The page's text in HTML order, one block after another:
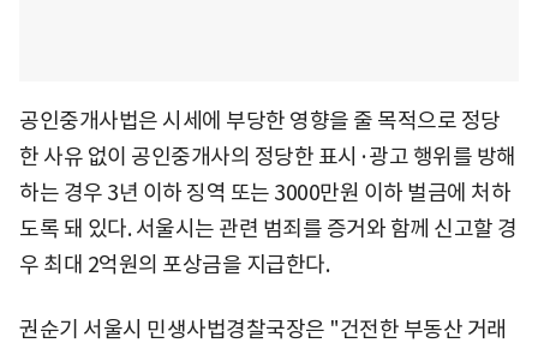
공인중개사법은 시세에 부당한 영향을 줄 목적으로 정당
한 사유 없이 공인중개사의 정당한 표시·광고 행위를 방해
하는 경우 3년 이하 징역 또는 3000만원 이하 벌금에 처하
도록 돼 있다. 서울시는 관련 범죄를 증거와 함께 신고할 경
우 최대 2억원의 포상금을 지급한다.
권순기 서울시 민생사법경찰국장은 "건전한 부동산 거래